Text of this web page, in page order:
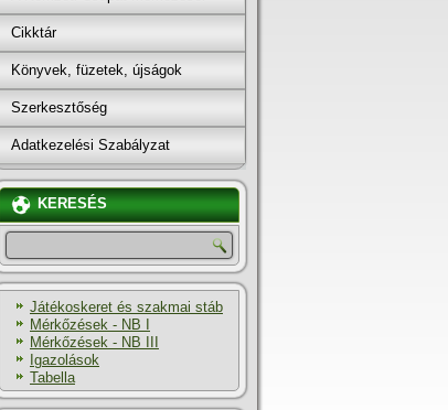
Cikktár
Könyvek, füzetek, újságok
Szerkesztőség
Adatkezelési Szabályzat
KERESÉS
Játékoskeret és szakmai stáb
Mérkőzések - NB I
Mérkőzések - NB III
Igazolások
Tabella